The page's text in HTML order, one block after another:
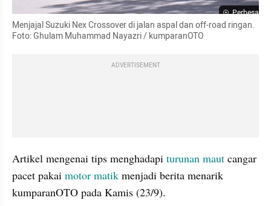
Perbesar
Menjajal Suzuki Nex Crossover di jalan aspal dan off-road ringan.
Foto: Ghulam Muhammad Nayazri / kumparanOTO
ADVERTISEMENT
Artikel mengenai tips menghadapi turunan maut cangar
pacet pakai motor matik menjadi berita menarik
kumparanOTO pada Kamis (23/9).